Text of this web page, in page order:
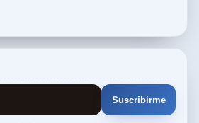
Suscribirme